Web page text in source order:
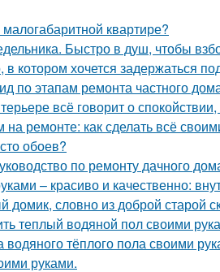
квартире?
Быстро в душ, чтобы
в котором хочется задержаться
по этапам ремонта частного
всё говорит о
ремонте: как сделать всё
обоев?
по ремонту дачного
– красиво и качественно:
домик, словно из доброй старой
теплый водяной пол своими
водяного тёплого пола своими
руками.